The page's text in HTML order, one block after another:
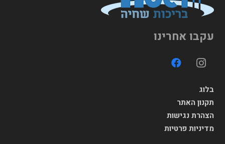
עקבו אחרינו
בלוג
תקנון האתר
הצהרת נגישות
מדיניות פרטיות